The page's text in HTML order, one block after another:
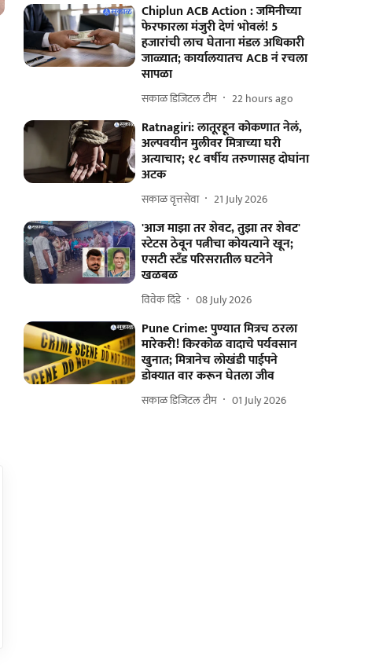
Chiplun ACB Action : जमिनीच्या
फेरफारला मंजुरी देणं भोवलं! 5
हजारांची लाच घेताना मंडल अधिकारी
जाळ्यात; कार्यालयातच ACB नं रचला
सापळा
सकाळ डिजिटल टीम 22 hours ago
Ratnagiri: लातूरहून कोकणात नेलं,
अल्पवयीन मुलीवर मित्राच्या घरी
अत्याचार; १८ वर्षीय तरुणासह दोघांना
अटक
सकाळ वृत्तसेवा 21 July 2026
'आज माझा तर शेवट, तुझा तर शेवट'
स्टेटस ठेवून पत्नीचा कोयत्याने खून;
एसटी स्टँड परिसरातील घटनेने
खळबळ
विवेक दिंडे 08 July 2026
Pune Crime: पुण्यात मित्रच ठरला
मारेकरी! किरकोळ वादाचे पर्यवसान
खुनात; मित्रानेच लोखंडी पाईपने
डोक्यात वार करून घेतला जीव
सकाळ डिजिटल टीम 01 July 2026